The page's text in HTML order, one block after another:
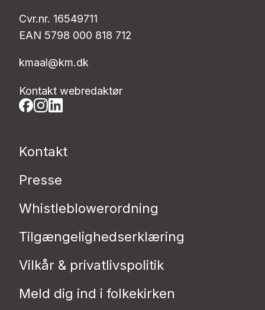
Cvr.nr. 16549711
EAN 5798 000 818 712
kmaal@km.dk
Kontakt webredaktør
Kontakt
Presse
Whistleblowerordning
Tilgængelighedserklæring
Vilkår & privatlivspolitik
Meld dig ind i folkekirken